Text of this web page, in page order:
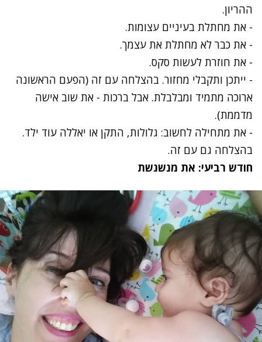
ההריון.
- את מחתלת בעיניים עצומות.
- את כבר לא מחתלת את עצמך.
- את חוזרת לעשות סקס.
- ייתכן ותקבלי מחזור. בהצלחה עם זה (הפעם הראשונה
ארוכה מתמיד ומבלבלת. אבל ברכות - את שוב אישה
מדממת).
- את מתחילה לחשוב: גלולות, התקן או יאללה עוד ילד.
בהצלחה גם עם זה.
חודש רביעי: את מנשנשת